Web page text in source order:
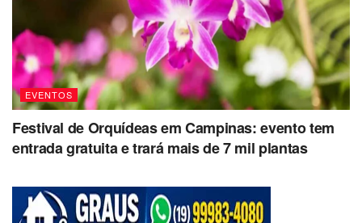
EVENTOS
Festival de Orquídeas em Campinas: evento tem
entrada gratuita e trará mais de 7 mil plantas